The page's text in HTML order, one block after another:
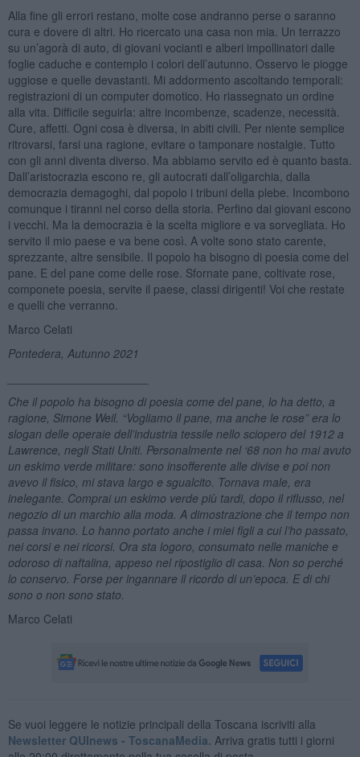
Alla fine gli errori restano, molte cose andranno perse o saranno
cura e dovere di altri. Ho ricercato una casa non mia. Un terrazzo
su un’agorà di auto, di giovani vocianti e alberi impollinatori dalle
foglie caduche e contemplo i colori dell’autunno. Osservo le piogge
uggiose e quelle devastanti. Mi addormento ascoltando temporali:
registrazioni di un computer domotico. Ho riassegnato un ordine
alla vita. Difficile seguirla: altre incombenze, scadenze, necessità.
Cure, affetti. Ogni cosa è diversa, in abiti civili. Per niente semplice
ritrovarsi, farsi una ragione, evitare o tamponare nostalgie. Tutto
con gli anni diventa diverso. Ma abbiamo servito ed è quanto basta.
Dall’aristocrazia escono re, gli autocrati dall’oligarchia, dalla
democrazia demagoghi, dal popolo i tribuni della plebe. Incombono
comunque i tiranni nel corso della storia. Perfino dai giovani escono
i vecchi. Ma la democrazia è la scelta migliore e va sorvegliata. Ho
servito il mio paese e va bene così. A volte sono stato carente,
sprezzante, altre sensibile. Il popolo ha bisogno di poesia come del
pane. E del pane come delle rose. Sfornate pane, coltivate rose,
componete poesia, servite il paese, classi dirigenti! Voi che restate
e quelli che verranno.
Marco Celati
Pontedera, Autunno 2021
Che il popolo ha bisogno di poesia come del pane, lo ha detto, a
ragione, Simone Weil. “Vogliamo il pane, ma anche le rose” era lo
slogan delle operaie dell’industria tessile nello sciopero del 1912 a
Lawrence, negli Stati Uniti. Personalmente nel ‘68 non ho mai avuto
un eskimo verde militare: sono insofferente alle divise e poi non
avevo il fisico, mi stava largo e sgualcito. Tornava male, era
inelegante. Comprai un eskimo verde più tardi, dopo il riflusso, nel
negozio di un marchio alla moda. A dimostrazione che il tempo non
passa invano. Lo hanno portato anche i miei figli a cui l’ho passato,
nei corsi e nei ricorsi. Ora sta logoro, consumato nelle maniche e
odoroso di naftalina, appeso nel ripostiglio di casa. Non so perché
lo conservo. Forse per ingannare il ricordo di un’epoca. E di chi
sono o non sono stato.
Marco Celati
Se vuoi leggere le notizie principali della Toscana iscriviti alla
Newsletter QUInews - ToscanaMedia. Arriva gratis tutti i giorni